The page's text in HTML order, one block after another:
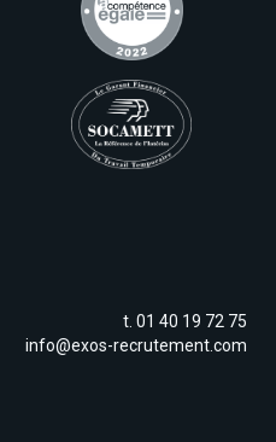
t. 01 40 19 72 75
info@exos-recrutement.com